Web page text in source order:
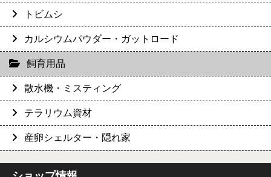
トビムシ
カルシウムパウダー・ガットロード
飼育用品
散水機・ミスティング
テラリウム資材
産卵シェルター・隠れ家